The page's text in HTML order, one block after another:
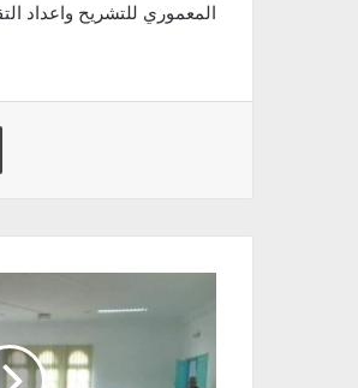
المعموري للتشريح واعداد
Imprimer